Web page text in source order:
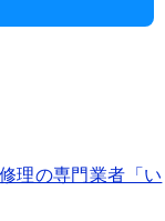
理の専門業者「い